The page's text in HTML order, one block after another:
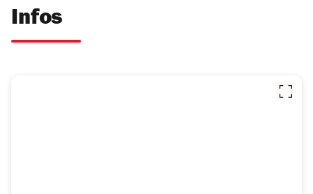
Infos